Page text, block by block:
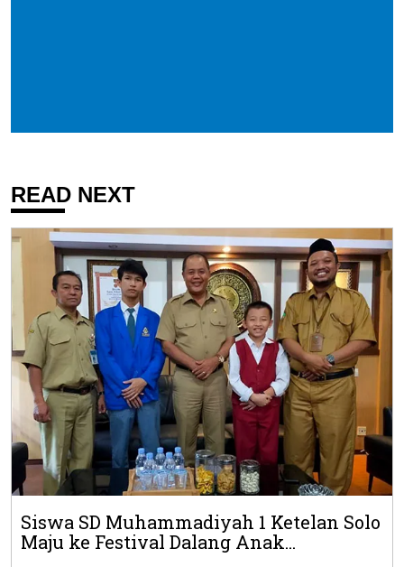
READ NEXT
Siswa SD Muhammadiyah 1 Ketelan Solo
Maju ke Festival Dalang Anak...